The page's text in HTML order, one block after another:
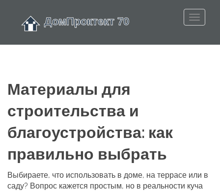
Материалы для
строительства и
благоустройства: как
правильно выбрать
Выбираете, что использовать в доме, на террасе или в
саду? Вопрос кажется простым, но в реальности куча